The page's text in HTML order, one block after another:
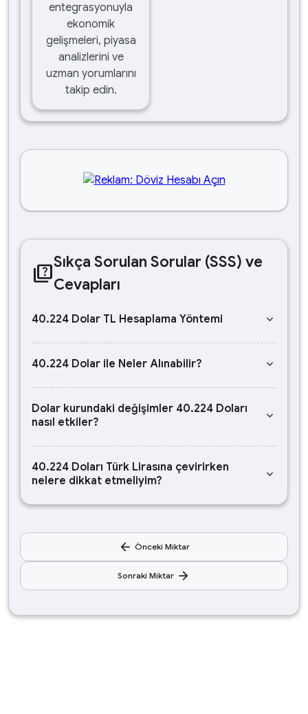
entegrasyonuyla
ekonomik
gelişmeleri, piyasa
analizlerini ve
uzman yorumlarını
takip edin.
quizSıkça Sorulan Sorular (SSS) ve
Cevapları
40.224 Dolar TL Hesaplama Yöntemi keyboard_arrow_down
40.224 Dolar ile Neler Alınabilir? keyboard_arrow_down
Dolar kurundaki değişimler 40.224 Doları
nasıl etkiler?
keyboard_arrow_down
40.224 Doları Türk Lirasına çevirirken
nelere dikkat etmeliyim?
keyboard_arrow_down
arrow_back Önceki Miktar
Sonraki Miktar arrow_forward